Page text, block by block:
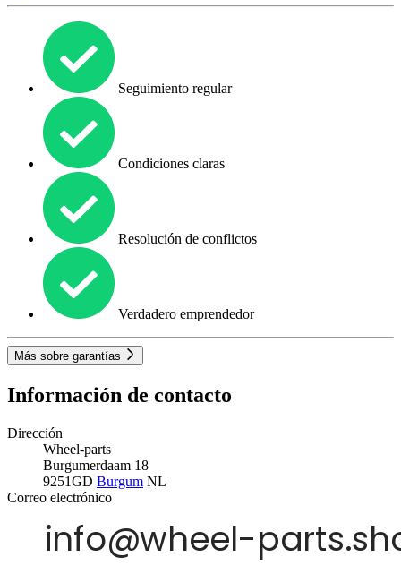
Seguimiento regular
Condiciones claras
Resolución de conflictos
Verdadero emprendedor
Más sobre garantías
Información de contacto
Dirección
Wheel-parts
Burgumerdaam 18
9251GD Burgum NL
Correo electrónico